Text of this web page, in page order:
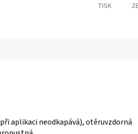
TISK
aplikaci neodkapává), otěruvzdorná